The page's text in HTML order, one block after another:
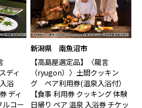
ディ
浴
ディ
ルコー
新潟県 南魚沼市
【高島屋選定品】〈龍言
（ryugon）〉土間クッキン
グ ペア利用券(温泉入浴付）
【食事 利用券 クッキング 体験
日帰り ペア 温泉 入浴券 チケッ